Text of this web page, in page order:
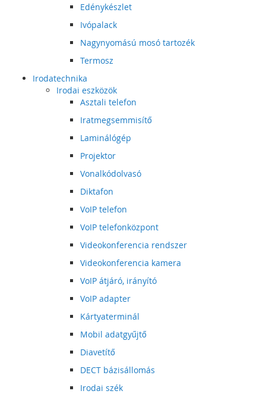
Edénykészlet
Ivópalack
Nagynyomású mosó tartozék
Termosz
Irodatechnika
Irodai eszközök
Asztali telefon
Iratmegsemmisítő
Laminálógép
Projektor
Vonalkódolvasó
Diktafon
VoIP telefon
VoIP telefonközpont
Videokonferencia rendszer
Videokonferencia kamera
VoIP átjáró, irányító
VoIP adapter
Kártyaterminál
Mobil adatgyűjtő
Diavetítő
DECT bázisállomás
Irodai szék